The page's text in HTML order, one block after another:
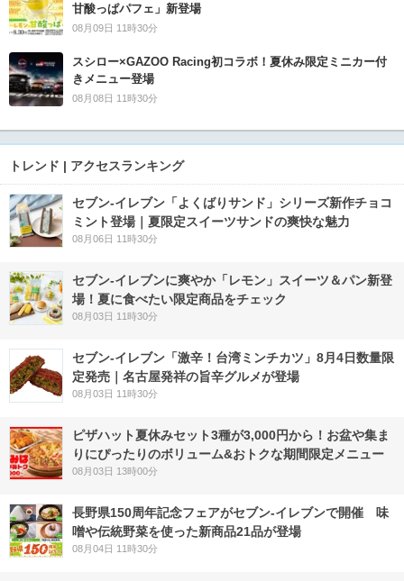
甘酸っぱパフェ」新登場
08月09日 11時30分
スシロー×GAZOO Racing初コラボ！夏休み限定ミニカー付
きメニュー登場
08月08日 11時30分
トレンド | アクセスランキング
セブン‐イレブン「よくばりサンド」シリーズ新作チョコ
ミント登場｜夏限定スイーツサンドの爽快な魅力
08月06日 11時30分
セブン‐イレブンに爽やか「レモン」スイーツ＆パン新登
場！夏に食べたい限定商品をチェック
08月03日 11時30分
セブン-イレブン「激辛！台湾ミンチカツ」8月4日数量限
定発売｜名古屋発祥の旨辛グルメが登場
08月03日 11時30分
ピザハット夏休みセット3種が3,000円から！お盆や集ま
りにぴったりのボリューム&おトクな期間限定メニュー
08月03日 13時00分
長野県150周年記念フェアがセブン-イレブンで開催 味
噌や伝統野菜を使った新商品21品が登場
08月04日 11時30分